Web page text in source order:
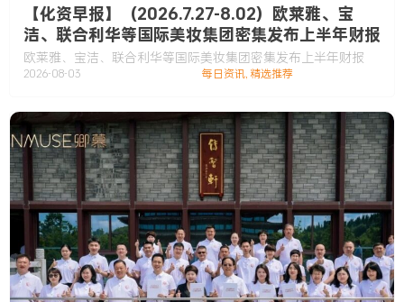
【化资早报】（2026.7.27-8.02）欧莱雅、宝
洁、联合利华等国际美妆集团密集发布上半年财报
欧莱雅、宝洁、联合利华等国际美妆集团密集发布上半年财报
2026-08-03 每日资讯,精选推荐